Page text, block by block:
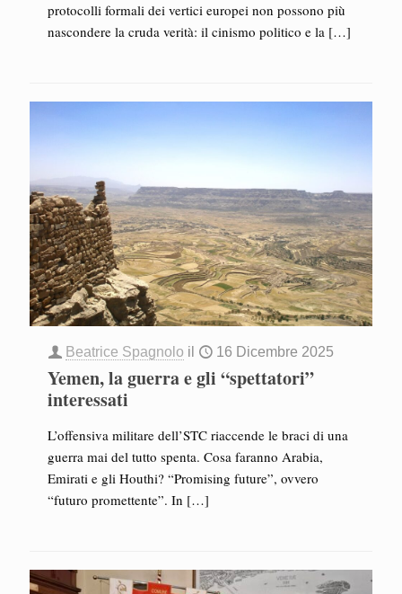
protocolli formali dei vertici europei non possono più
nascondere la cruda verità: il cinismo politico e la […]
Beatrice Spagnolo il 16 Dicembre 2025
Yemen, la guerra e gli “spettatori”
interessati
L’offensiva militare dell’STC riaccende le braci di una
guerra mai del tutto spenta. Cosa faranno Arabia,
Emirati e gli Houthi? “Promising future”, ovvero
“futuro promettente”. In […]